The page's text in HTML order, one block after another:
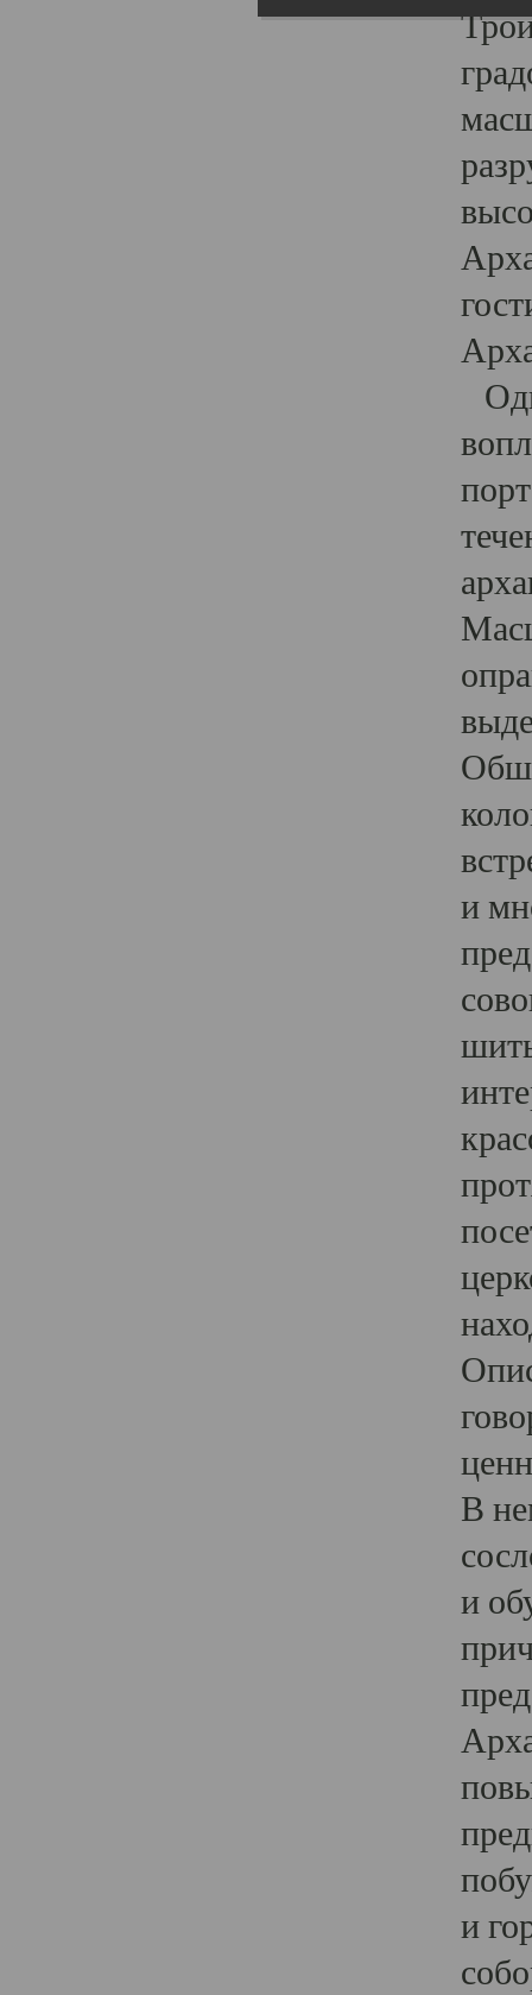
и
В
и
и